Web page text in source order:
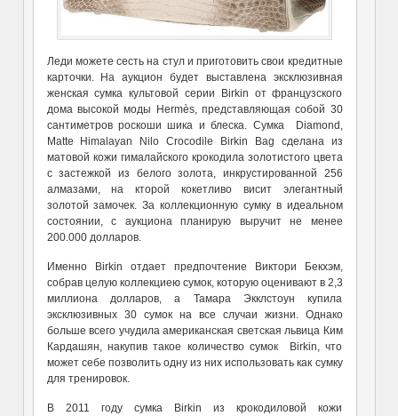
Леди можете сесть на стул и приготовить свои кредитные
карточки. На аукцион будет выставлена эксклюзивная
женская сумка культовой серии Birkin от французского
дома высокой моды Hermès, представляющая собой 30
сантиметров роскоши шика и блеска. Сумка Diamond,
Matte Himalayan Nilo Crocodile Birkin Bag сделана из
матовой кожи гималайского крокодила золотистого цвета
с застежкой из белого золота, инкрустированной 256
алмазами, на кторой кокетливо висит элегантный
золотой замочек. За коллекционную сумку в идеальном
состоянии, с аукциона планирую выручит не менее
200.000 долларов.
Именно Birkin отдает предпочтение Виктори Бекхэм,
собрав целую коллекциею сумок, которую оценивают в 2,3
миллиона долларов, а Тамара Экклстоун купила
эксклюзивных 30 сумок на все случаи жизни. Однако
больше всего учудила американская светская львица Ким
Кардашян, накупив такое количество сумок Birkin, что
может себе позволить одну из них использовать как сумку
для тренировок.
В 2011 году сумка Birkin из крокодиловой кожи